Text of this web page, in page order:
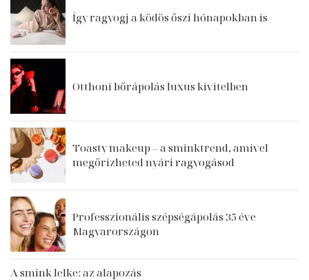
Így ragyogj a ködös őszi hónapokban is
Otthoni bőrápolás luxus kivitelben
Toasty makeup – a sminktrend, amivel
megőrizheted nyári ragyogásod
Professzionális szépségápolás 35 éve
Magyarországon
A smink lelke: az alapozás